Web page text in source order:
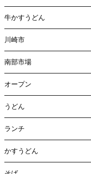
牛かすうどん
川崎市
南部市場
オープン
うどん
ランチ
かすうどん